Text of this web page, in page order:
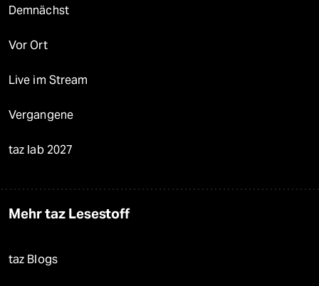
Demnächst
Vor Ort
Live im Stream
Vergangene
taz lab 2027
Mehr taz Lesestoff
taz Blogs